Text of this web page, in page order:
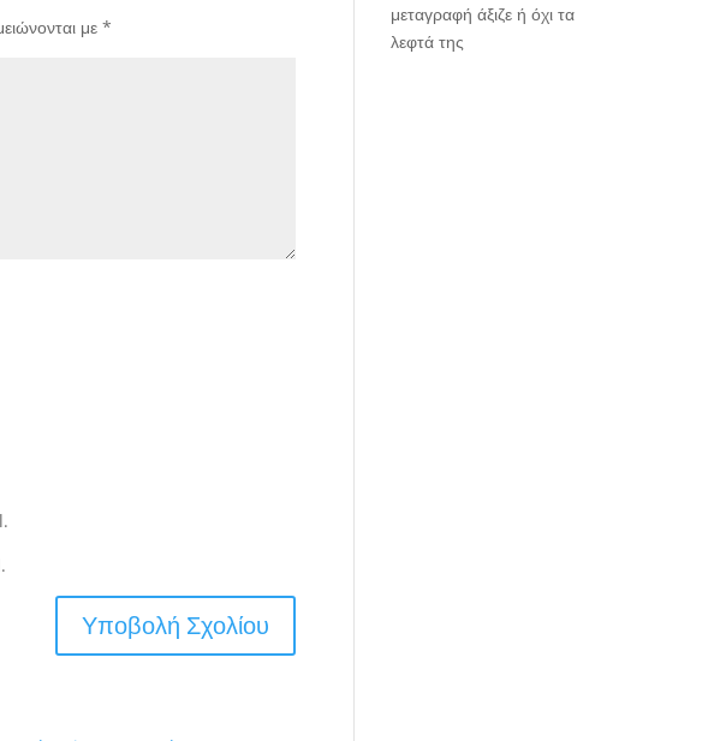
με *
μεταγραφή άξιζε ή όχι τα
λεφτά της